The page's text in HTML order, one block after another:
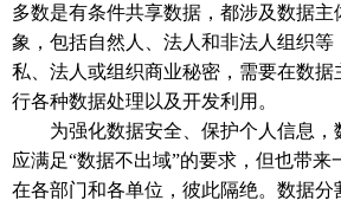
多数是有条件共享数据，都涉及数据主
象，包括自然人、法人和非法人组织等
私、法人或组织商业秘密，需要在数据
行各种数据处理以及开发利用。
为强化数据安全、保护个人信息，
应满足“数据不出域”的要求，但也带来
在各部门和各单位，彼此隔绝。数据分